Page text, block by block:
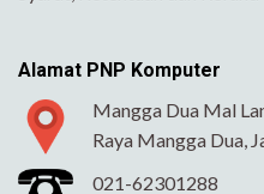
Alamat PNP Komputer
Mangga Dua Mal
Raya Mangga Dua,
021-62301288